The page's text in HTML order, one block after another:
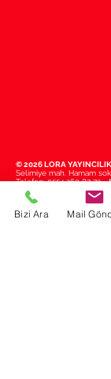
© 2026 LORA YAYINCILIK
Selimiye mah. Hamam
Telefon:0554 260 87 72-
Bizi Ara Mail